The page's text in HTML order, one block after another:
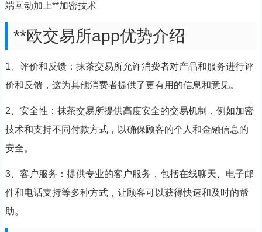
端互动加上**加密技术
**欧交易所app优势介绍
1、评价和反馈：抹茶交易所允许消费者对产品和服务进行评
价和反馈，这为其他消费者提供了更有用的信息和意见。
2、安全性：抹茶交易所提供高度安全的交易机制，例如加密
技术和支持不同付款方式，以确保顾客的个人和金融信息的
安全。
3、客户服务：提供专业的客户服务，包括在线聊天、电子邮
件和电话支持等多种方式，让顾客可以获得快速和及时的帮
助。